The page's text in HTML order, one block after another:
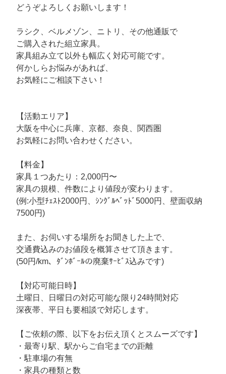
どうぞよろしくお願いします！
ラシク、ベルメゾン、ニトリ、その他通販で
ご購入された組立家具。
家具組み立て以外も幅広く対応可能です。
何かしらお悩みがあれば、
お気軽にご相談下さい！
【活動エリア】
大阪を中心に兵庫、京都、奈良、関西圏
お気軽にお問い合わせください。
【料金】
家具１つあたり：2,000円〜
家具の規模、件数により値段が変わります。
(例:小型ﾁｪｽﾄ2000円、ｼﾝｸﾞﾙﾍﾞｯﾄﾞ5000円、壁面収納
7500円)
また、お伺いする場所をお聞きした上で、
交通費込みのお値段を概算させて頂きます。
(50円/km、ﾀﾞﾝﾎﾞｰﾙの廃棄ｻｰﾋﾞｽ込みです)
【対応可能日時】
土曜日、日曜日の対応可能な限り24時間対応
深夜帯、平日も要相談で対応します。
【ご依頼の際、以下をお伝え頂くとスムーズです】
・最寄り駅、駅からご自宅までの距離
・駐車場の有無
・家具の種類と数